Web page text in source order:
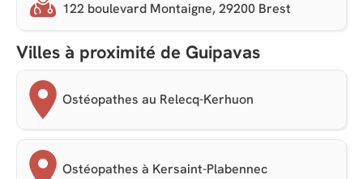
122 boulevard Montaigne, 29200 Brest
Villes à proximité de Guipavas
Ostéopathes au Relecq-Kerhuon
Ostéopathes à Kersaint-Plabennec